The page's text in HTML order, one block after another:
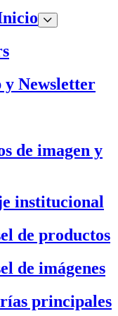
y Newsletter
de imagen y
institucional
de productos
de imágenes
principales